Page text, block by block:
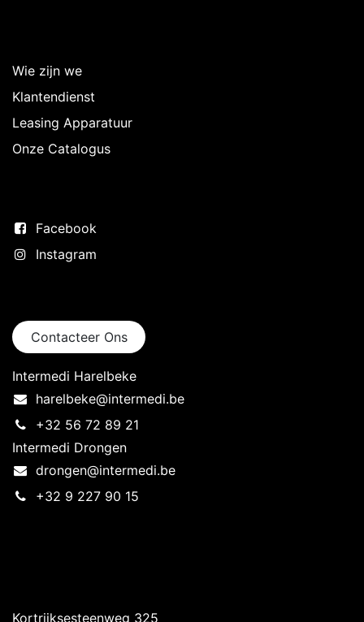
Wie zijn we
Klantendienst
Leasing Apparatuur
Onze Catalogus
Facebook
Instagram
Contacteer Ons
Intermedi Harelbeke
harelbeke@intermedi.be
+32 56 72 89 21
Intermedi Drongen
drongen@intermedi.be
+32 9 227 90 15
Kortrijksesteenweg 325